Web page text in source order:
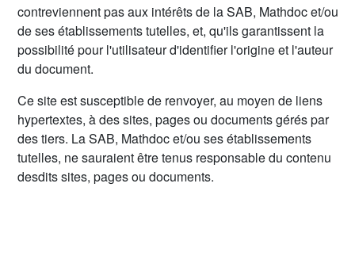
contreviennent pas aux intérêts de la SAB, Mathdoc et/ou
de ses établissements tutelles, et, qu'ils garantissent la
possibilité pour l'utilisateur d'identifier l'origine et l'auteur
du document.
Ce site est susceptible de renvoyer, au moyen de liens
hypertextes, à des sites, pages ou documents gérés par
des tiers. La SAB, Mathdoc et/ou ses établissements
tutelles, ne sauraient être tenus responsable du contenu
desdits sites, pages ou documents.